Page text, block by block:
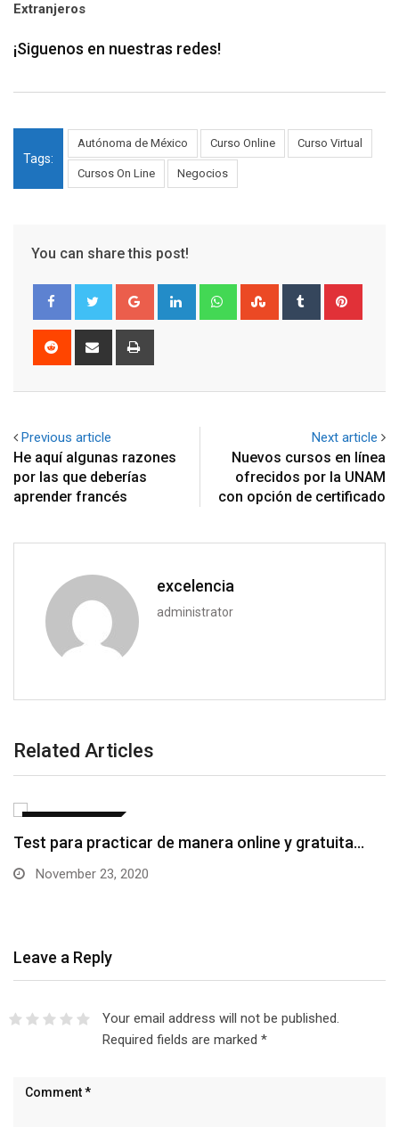
Extranjeros
¡Siguenos en nuestras redes!
Tags:
Autónoma de México Curso Online Curso Virtual
Cursos On Line Negocios
You can share this post!
Google+ LinkedIn WhatsappStumbleUpon
Tumblr
Reddit
Share
Previous article
He aquí algunas razones
por las que deberías
aprender francés
Next article
Nuevos cursos en línea
ofrecidos por la UNAM
con opción de certificado
excelencia
administrator
Related Articles
Test para practicar de manera online y gratuita…
November 23, 2020
Leave a Reply
Your email address will not be published.
Required fields are marked *